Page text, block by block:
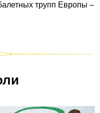
трупп Европы –